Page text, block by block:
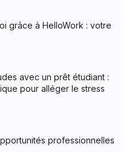
grâce à HelloWork : votre
avec un prêt étudiant :
pour alléger le stress
professionnelles